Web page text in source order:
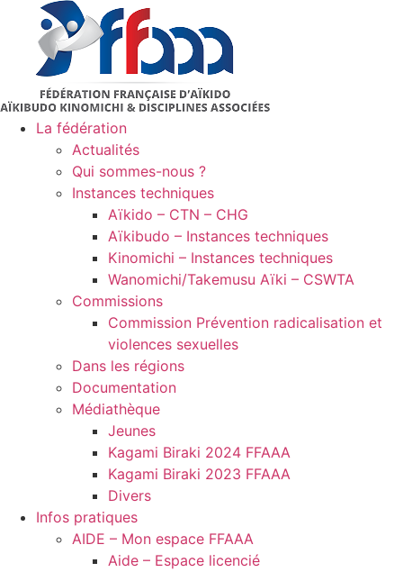
contenu
La fédération
Actualités
Qui sommes-nous ?
Instances techniques
Aïkido – CTN – CHG
Aïkibudo – Instances techniques
Kinomichi – Instances techniques
Wanomichi/Takemusu Aïki – CSWTA
Commissions
Commission Prévention radicalisation et
violences sexuelles
Dans les régions
Documentation
Médiathèque
Jeunes
Kagami Biraki 2024 FFAAA
Kagami Biraki 2023 FFAAA
Divers
Infos pratiques
AIDE – Mon espace FFAAA
Aide – Espace licencié